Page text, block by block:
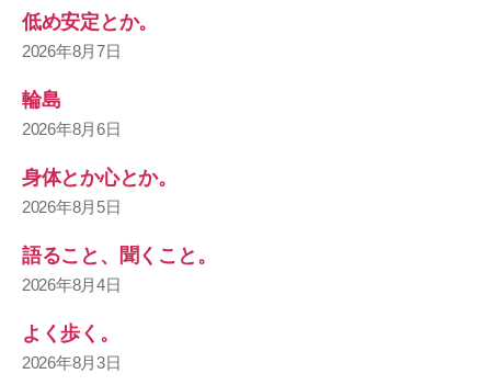
低め安定とか。
2026年8月7日
輪島
2026年8月6日
身体とか心とか。
2026年8月5日
語ること、聞くこと。
2026年8月4日
よく歩く。
2026年8月3日